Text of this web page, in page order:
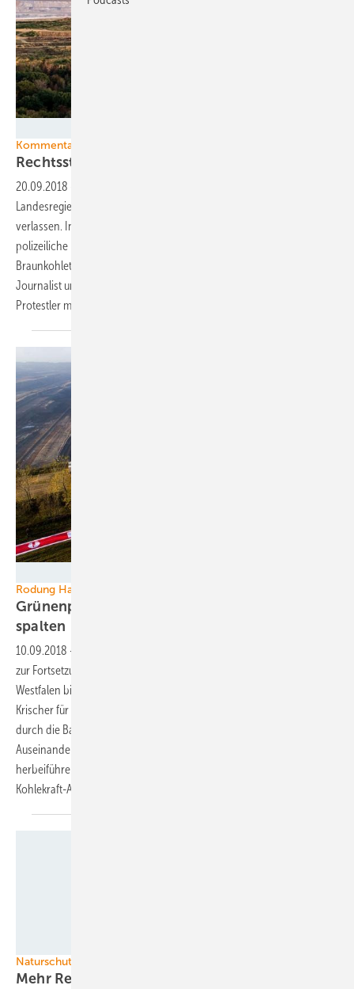
Kommentar Braunkohletagebau Hambach
Rechtsstaat auf dem
20.09.2018
Landesregierung sich auf menschliches Fingerspitzengefühl
verlassen. Innenminister Herbert Reul (CDU) stoppte gestern die
polizeiliche Räumung eines Protest-Camps im Wald gegen den
Braunkohletagebau Hambach, nachdem dort auf tragische Weise ein
Journalist ums Leben gekommen war – tags darauf forderte er die
Protestler mit gewohnter Härte zum Aufgeben
Rodung Hambacher Forst
Grünenpolitiker: RWE will Kohlekommission
spalten
10.09.2018 -
zur Fortsetzung des größten Braunkohle-Tagebaus in Nordrhein-
Westfalen bis ins nächste Jahrzehnt hält der Grünen-Politiker Oliver
Krischer für eine gezielte Provokation. Kohlestromkonzern RWE wolle
durch die Baumfällarbeiten im Hambacher Forst ab Oktober ein
Auseinanderbrechen der Kohlekommission der Bundesregierung
herbeiführen, damit diese nicht mehr den von ihr geforderten
Kohlekraft-Ausstiegsplan erarbeiten
Naturschutz
Mehr Rechte der Umweltverbände bei